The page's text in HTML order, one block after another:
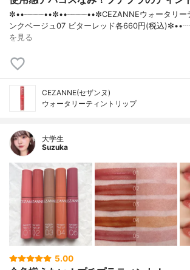
✼••┈┈┈┈••✼••┈┈┈┈••✼CEZANNEウォータリー
ンクベージュ07 ビターレッド各660円(税込
を見る
CEZANNE(セザンヌ)
ウォータリーティントリップ
大学生
Suzuka
5.00